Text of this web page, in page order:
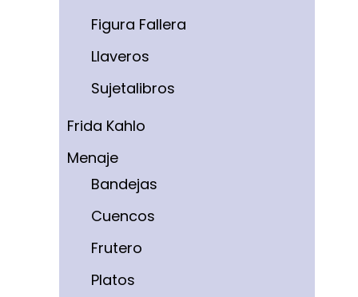
Figura Fallera
Llaveros
Sujetalibros
Frida Kahlo
Menaje
Bandejas
Cuencos
Frutero
Platos